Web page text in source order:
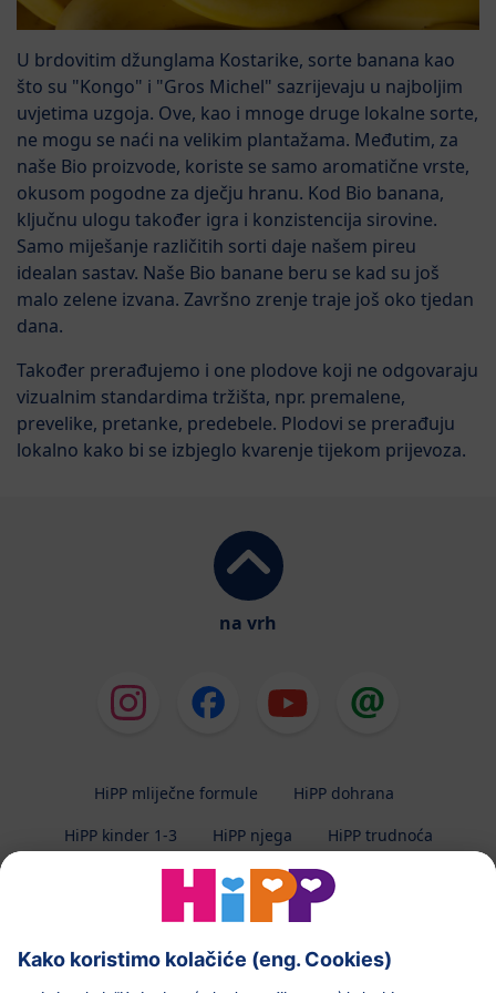
U brdovitim džunglama Kostarike, sorte banana kao
što su "Kongo" i "Gros Michel" sazrijevaju u najboljim
uvjetima uzgoja. Ove, kao i mnoge druge lokalne sorte,
ne mogu se naći na velikim plantažama. Međutim, za
naše Bio proizvode, koriste se samo aromatične vrste,
okusom pogodne za dječju hranu. Kod Bio banana,
ključnu ulogu također igra i konzistencija sirovine.
Samo miješanje različitih sorti daje našem pireu
idealan sastav. Naše Bio banane beru se kad su još
malo zelene izvana. Završno zrenje traje još oko tjedan
dana.
Također prerađujemo i one plodove koji ne odgovaraju
vizualnim standardima tržišta, npr. premalene,
prevelike, pretanke, predebele. Plodovi se prerađuju
lokalno kako bi se izbjeglo kvarenje tijekom prijevoza.
na vrh
HiPP mliječne formule
HiPP dohrana
HiPP kinder 1-3
HiPP njega HiPP trudnoća
Zaštita privatnosti
Uvjeti korištenja